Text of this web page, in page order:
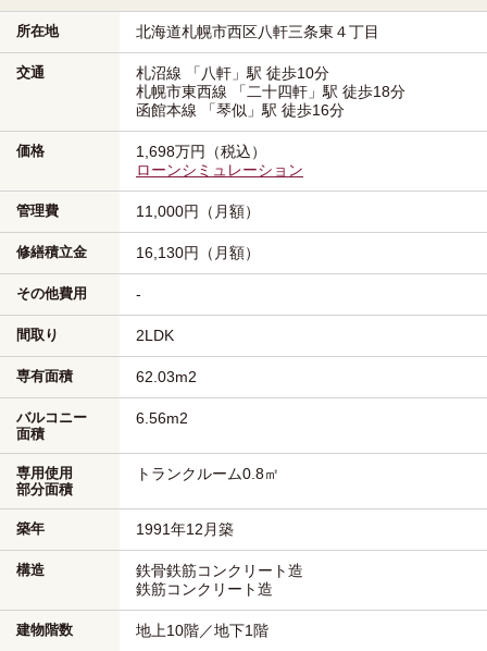
所在地 北海道札幌市西区八軒三条東４丁目
交通 札沼線 「八軒」駅 徒歩10分
札幌市東西線
「二十四軒」駅 徒歩18分
函館本線
「琴似」駅 徒歩16分
価格
1,698万円（税込）
ローンシミュレーション
管理費 11,000円（月額）
修繕積立金 16,130円（月額）
その他費用 -
間取り 2LDK
専有面積 62.03m2
バルコニー
面積
6.56m2
専用使用
部分面積
トランクルーム0.8㎡
築年 1991年12月築
構造
鉄骨鉄筋コンクリート造
鉄筋コンクリート造
建物階数 地上10階／地下1階